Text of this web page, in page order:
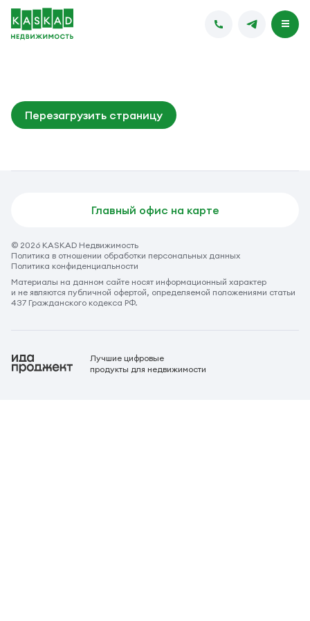
Перезагрузить страницу
Главный офис на карте
© 2026 KASKAD Недвижимость
Политика в отношении обработки персональных данных
Политика конфиденциальности
Материалы на данном сайте носят информационный характер
и не являются публичной офертой, определяемой положениями статьи
437 Гражданского кодекса РФ.
Лучшие цифровые
продукты для недвижимости